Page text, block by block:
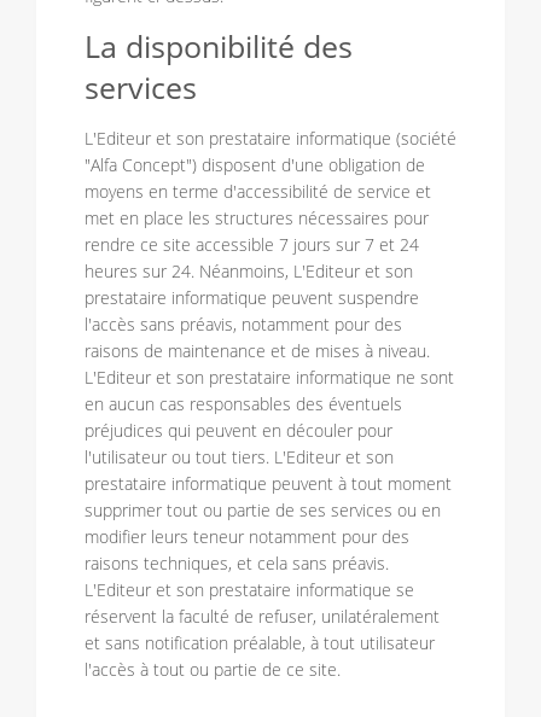
La disponibilité des
services
L'Editeur et son prestataire informatique (société
"Alfa Concept") disposent d'une obligation de
moyens en terme d'accessibilité de service et
met en place les structures nécessaires pour
rendre ce site accessible 7 jours sur 7 et 24
heures sur 24. Néanmoins, L'Editeur et son
prestataire informatique peuvent suspendre
l'accès sans préavis, notamment pour des
raisons de maintenance et de mises à niveau.
L'Editeur et son prestataire informatique ne sont
en aucun cas responsables des éventuels
préjudices qui peuvent en découler pour
l'utilisateur ou tout tiers. L'Editeur et son
prestataire informatique peuvent à tout moment
supprimer tout ou partie de ses services ou en
modifier leurs teneur notamment pour des
raisons techniques, et cela sans préavis.
L'Editeur et son prestataire informatique se
réservent la faculté de refuser, unilatéralement
et sans notification préalable, à tout utilisateur
l'accès à tout ou partie de ce site.